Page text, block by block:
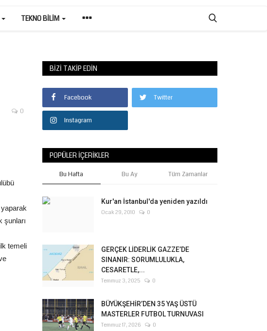
TEKNO BILIM
0
şunları
temeli
BIZI TAKIP EDIN
Facebook Twitter
Instagram
POPÜLER İÇERIKLER
Bu Hafta Bu Ay Tüm Zamanlar
Kur'an İstanbul'da yeniden yazıldı
Ocak 29, 2010 0
GERÇEK LİDERLİK GAZZE’DE
SINANIR: SORUMLULUKLA,
CESARETLE,...
Temmuz 3, 2025 0
BÜYÜKŞEHİR’DEN 35 YAŞ ÜSTÜ
MASTERLER FUTBOL TURNUVASI
Temmuz 17, 2026 0